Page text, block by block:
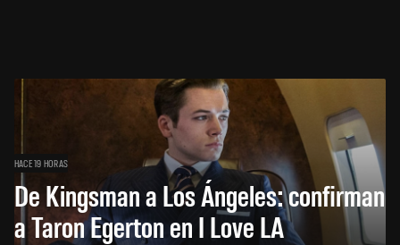
HACE 19 HORAS
De Kingsman a Los Ángeles: confirman
a Taron Egerton en I Love LA